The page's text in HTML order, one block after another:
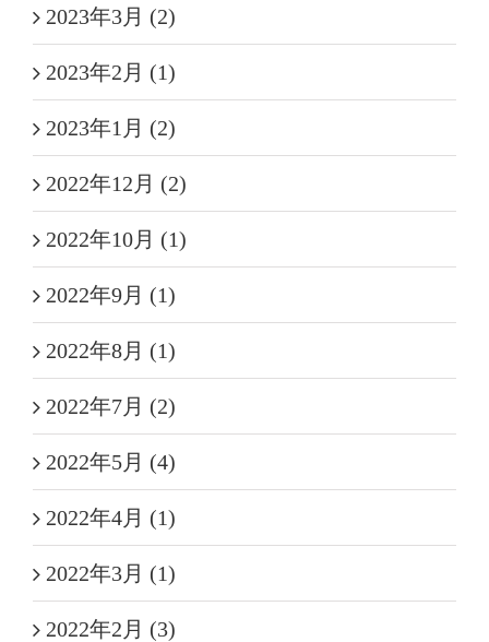
2023年3月 (2)
2023年2月 (1)
2023年1月 (2)
2022年12月 (2)
2022年10月 (1)
2022年9月 (1)
2022年8月 (1)
2022年7月 (2)
2022年5月 (4)
2022年4月 (1)
2022年3月 (1)
2022年2月 (3)